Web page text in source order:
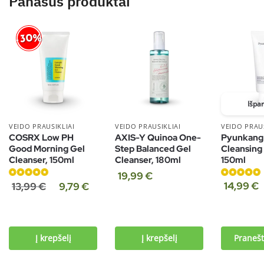
-30%
VEIDO PRAUSIKLIAI
COSRX Low PH
Good Morning Gel
Cleanser, 150ml
Įvertinimas:
4.91
13,99€ 9,79€
Į krepšelį
VEIDO PRAUSIKLIAI
AXIS-Y Quinoa One-
Step Balanced Gel
Cleanser, 180ml
19,99€
Į krepšelį
VEIDO
Cleansing
150ml
Įvertinimas:
14,99€